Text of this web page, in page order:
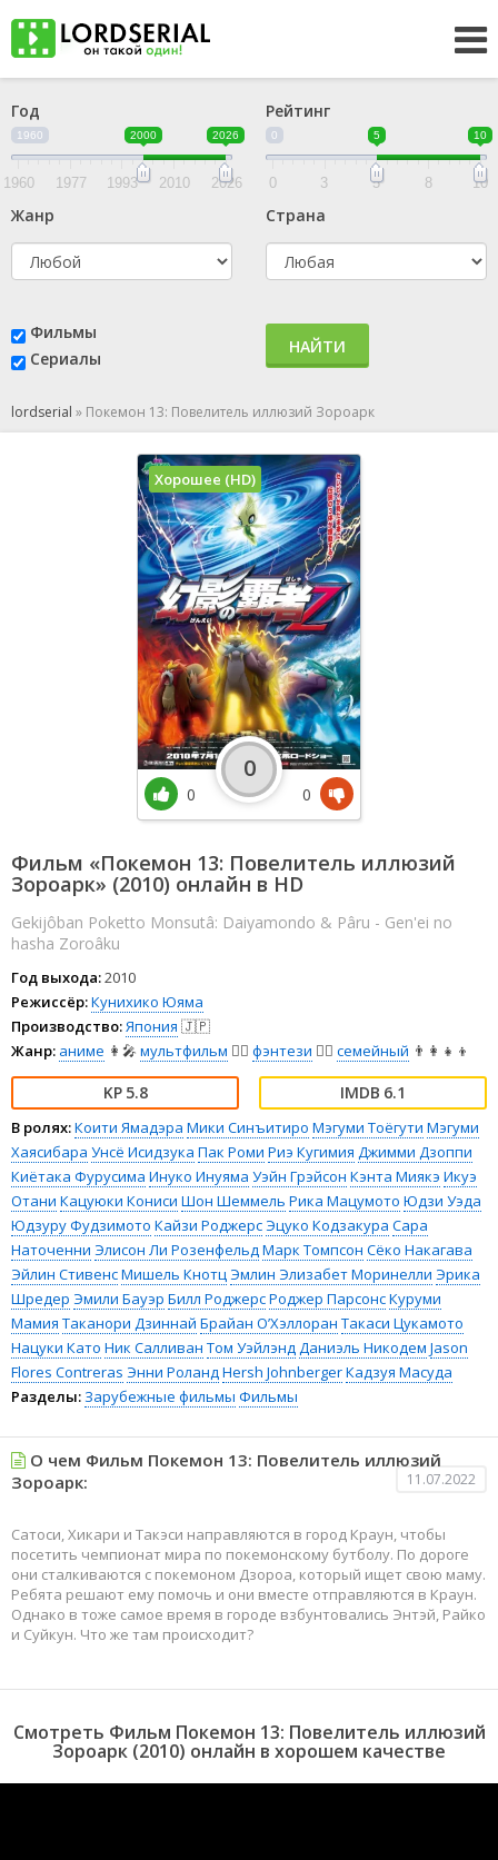
Год
1960 2000 2026
1960 1977 1993 2010 2026
Рейтинг
0 5 10
0 3 5 8 10
Жанр Страна
Фильмы
Сериалы
НАЙТИ
lordserial » Покемон 13: Повелитель иллюзий Зороарк
Фильм «Покемон 13: Повелитель иллюзий
Зороарк» (2010) онлайн в HD
Gekijôban Poketto Monsutâ: Daiyamondo & Pâru - Gen'ei no
hasha Zoroâku
Год выхода:2010
Режиссёр:Кунихико Юяма
Производство:Япония 🇯🇵
Жанр: аниме 👩‍🎤 мультфильм 🧚‍♀️ фэнтези 🧝‍♂️ семейный 👨‍👩‍👧‍👦
5.8 6.1
В ролях:Коити Ямадэра Мики Синъитиро Мэгуми Тоёгути Мэгуми
Хаясибара Унсё Исидзука Пак Роми Риэ Кугимия Джимми Дзоппи
Киётака Фурусима Инуко Инуяма Уэйн Грэйсон Кэнта Миякэ Икуэ
Отани Кацуюки Кониси Шон Шеммель Рика Мацумото Юдзи Уэда
Юдзуру Фудзимото Кайзи РоджерсЭцуко Кодзакура Сара
Наточенни Элисон Ли РозенфельдМарк Томпсон Сёко Накагава
Эйлин СтивенсМишель КнотцЭмлин Элизабет Моринелли Эрика
Шредер Эмили Бауэр Билл РоджерсРоджер ПарсонсКуруми
Мамия Таканори Дзиннай Брайан О’Хэллоран Такаси Цукамото
Нацуки Като Ник Салливан Том УэйлэндДаниэль Никодем Jason
Flores Contreras Энни РоландHersh JohnbergerКадзуя Масуда
Разделы: Зарубежные фильмы Фильмы
Хорошее (HD)
0
0
0
О чем Фильм Покемон 13: Повелитель иллюзий
Зороарк:
11.07.2022
Сатоси, Хикари и Такэси направляются в город Краун, чтобы
посетить чемпионат мира по покемонскому бутболу. По дороге
они сталкиваются с покемоном Дзороа, который ищет свою маму.
Ребята решают ему помочь и они вместе отправляются в Краун.
Однако в тоже самое время в городе взбунтовались Энтэй, Райко
и Суйкун. Что же там происходит?
Смотреть Фильм Покемон 13: Повелитель иллюзий
Зороарк (2010) онлайн в хорошем качестве